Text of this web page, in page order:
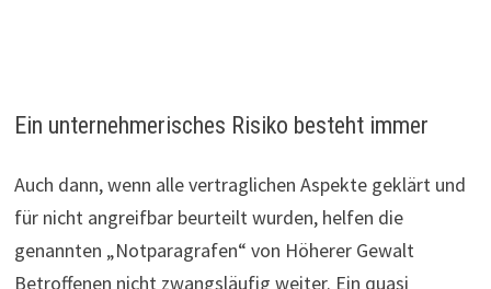
Ein unternehmerisches Risiko besteht immer
Auch dann, wenn alle vertraglichen Aspekte geklärt und
für nicht angreifbar beurteilt wurden, helfen die
genannten „Notparagrafen“ von Höherer Gewalt
Betroffenen nicht zwangsläufig weiter. Ein quasi